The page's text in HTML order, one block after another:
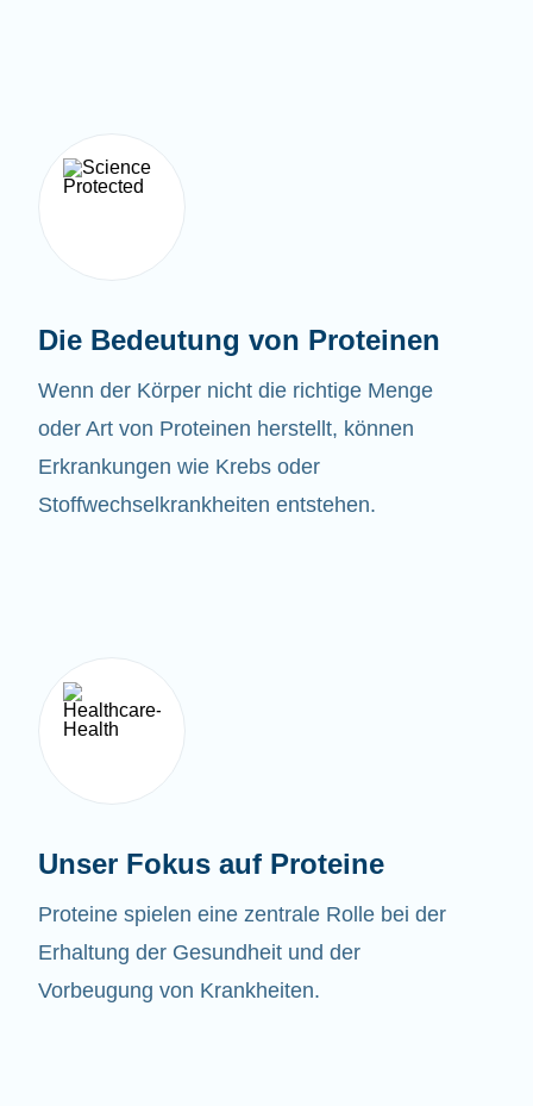
Die Bedeutung von Proteinen
Wenn der Körper nicht die richtige Menge
oder Art von Proteinen herstellt, können
Erkrankungen wie Krebs oder
Stoffwechselkrankheiten entstehen.
Unser Fokus auf Proteine
Proteine spielen eine zentrale Rolle bei der
Erhaltung der Gesundheit und der
Vorbeugung von Krankheiten.